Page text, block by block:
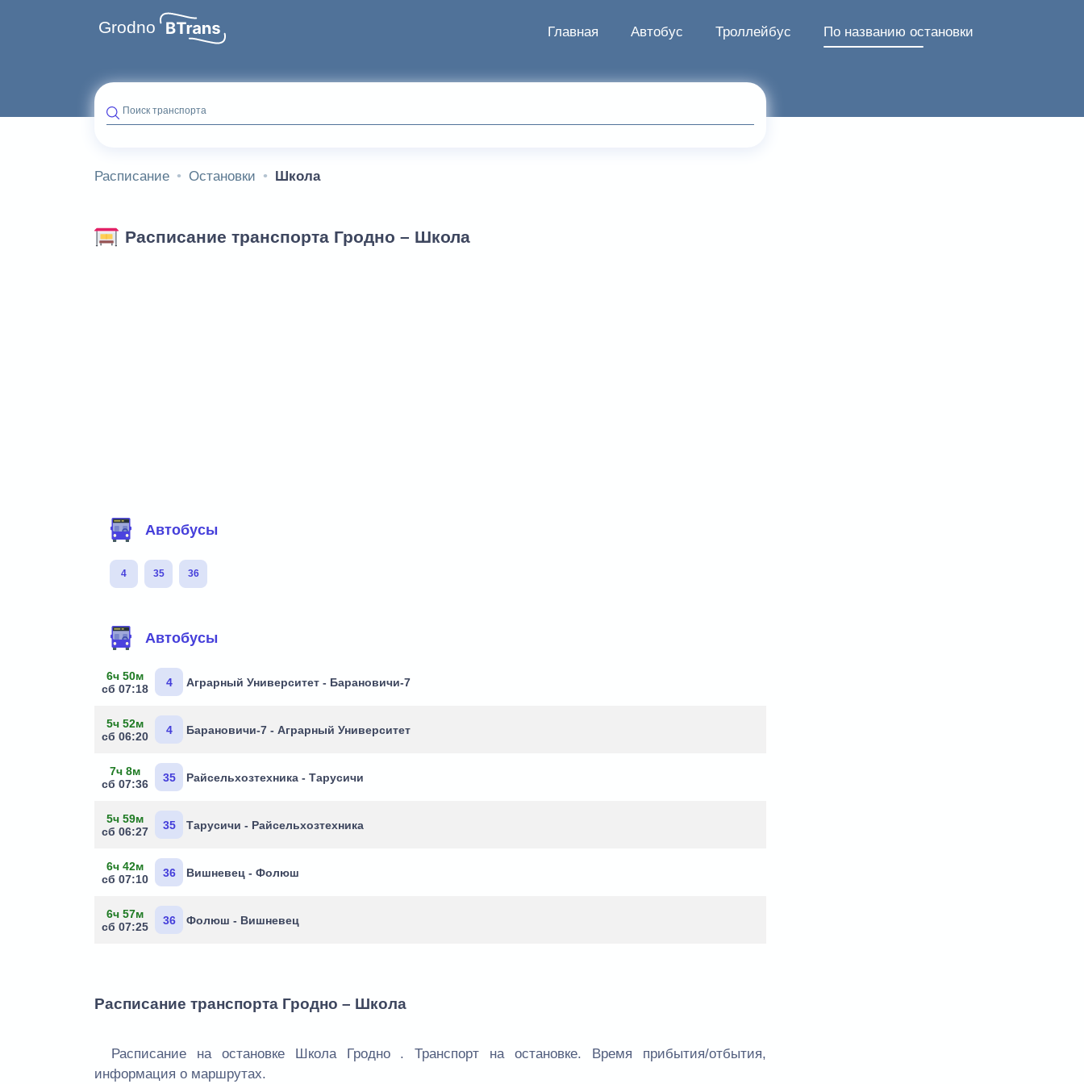
Grodno Главная Автобус Троллейбус По названию остановки
Поиск транспорта
Расписание Остановки Школа
Расписание транспорта Гродно – Школа
Автобусы
4 35 36
Автобусы
6ч 50м
сб 07:18
4 Аграрный Университет - Барановичи-7
5ч 52м
сб 06:20
4 Барановичи-7 - Аграрный Университет
7ч 8м
сб 07:36
35 Райсельхозтехника - Тарусичи
5ч 59м
сб 06:27
35 Тарусичи - Райсельхозтехника
6ч 42м
сб 07:10
36 Вишневец - Фолюш
6ч 57м
сб 07:25
36 Фолюш - Вишневец
Расписание транспорта Гродно – Школа
Расписание на остановке Школа Гродно . Транспорт на остановке. Время прибытия/отбытия,
информация о маршрутах.